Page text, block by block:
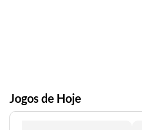
Jogos de Hoje